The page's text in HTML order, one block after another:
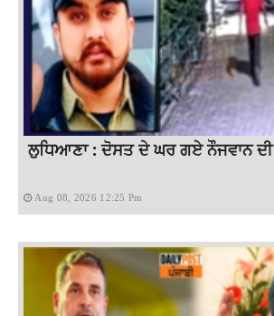
ਲੁਧਿਆਣਾ : ਦੋਸਤ ਦੇ ਘਰ ਗਏ ਨੌਜਵਾਨ ਦੀ
Aug 08, 2026 12:25 Pm